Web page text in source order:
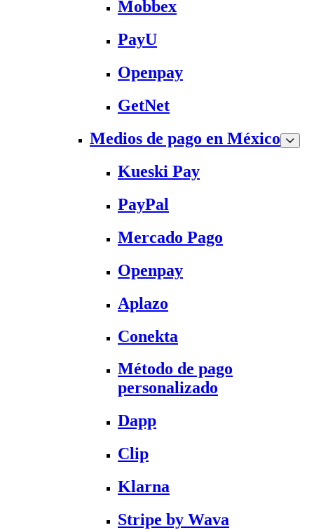
Mobbex
PayU
Openpay
GetNet
Medios de pago en México
Kueski Pay
PayPal
Mercado Pago
Openpay
Aplazo
Conekta
Método de pago
personalizado
Dapp
Clip
Klarna
Stripe by Wava